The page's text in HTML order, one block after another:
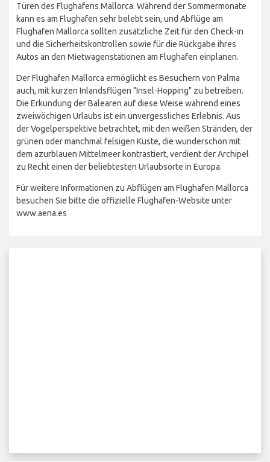
Türen des Flughafens Mallorca. Während der Sommermonate
kann es am Flughafen sehr belebt sein, und Abflüge am
Flughafen Mallorca sollten zusätzliche Zeit für den Check-in
und die Sicherheitskontrollen sowie für die Rückgabe ihres
Autos an den Mietwagenstationen am Flughafen einplanen.
Der Flughafen Mallorca ermöglicht es Besuchern von Palma
auch, mit kurzen Inlandsflügen "Insel-Hopping" zu betreiben.
Die Erkundung der Balearen auf diese Weise während eines
zweiwöchigen Urlaubs ist ein unvergessliches Erlebnis. Aus
der Vogelperspektive betrachtet, mit den weißen Stränden, der
grünen oder manchmal felsigen Küste, die wunderschön mit
dem azurblauen Mittelmeer kontrastiert, verdient der Archipel
zu Recht einen der beliebtesten Urlaubsorte in Europa.
Für weitere Informationen zu Abflügen am Flughafen Mallorca
besuchen Sie bitte die offizielle Flughafen-Website unter
www.aena.es